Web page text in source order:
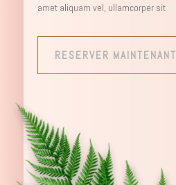
amet aliquam vel, ullamcorper sit
RESERVER MAINTENANT